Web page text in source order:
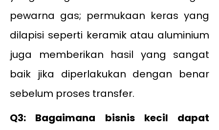
pewarna gas; permukaan keras yang
dilapisi seperti keramik atau aluminium
juga memberikan hasil yang sangat
baik jika diperlakukan dengan benar
sebelum proses transfer.
Q3: Bagaimana bisnis kecil dapat